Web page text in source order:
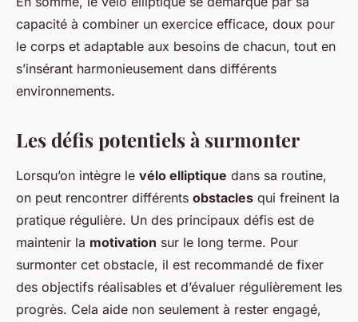
capacité à combiner un exercice efficace, doux pour
le corps et adaptable aux besoins de chacun, tout en
s’insérant harmonieusement dans différents
environnements.
Les défis potentiels à surmonter
Lorsqu’on intègre le vélo elliptique dans sa routine,
on peut rencontrer différents obstacles qui freinent la
pratique régulière. Un des principaux défis est de
maintenir la motivation sur le long terme. Pour
surmonter cet obstacle, il est recommandé de fixer
des objectifs réalisables et d’évaluer régulièrement les
progrès. Cela aide non seulement à rester engagé,